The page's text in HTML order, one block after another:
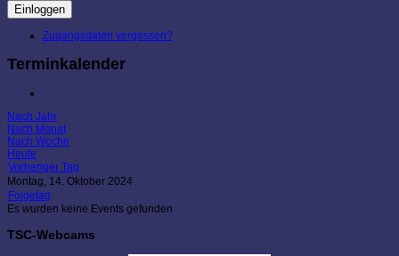
Einloggen
Zugangsdaten vergessen?
Terminkalender
Nach Jahr
Nach Monat
Nach Woche
Heute
Vorheriger Tag
Montag, 14. Oktober 2024
Folgetag
Es wurden keine Events gefunden
TSC-Webcams